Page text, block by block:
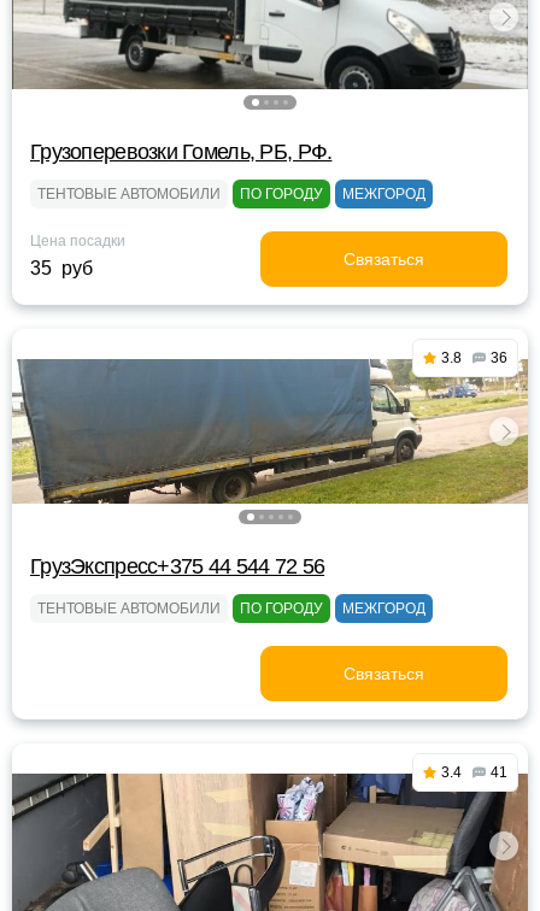
Грузоперевозки Гомель, РБ, РФ.
ТЕНТОВЫЕ АВТОМОБИЛИ ПО ГОРОДУ МЕЖГОРОД
Цена посадки
35 руб Связаться
3.8 36
ГрузЭкспресс+375 44 544 72 56
ТЕНТОВЫЕ АВТОМОБИЛИ ПО ГОРОДУ МЕЖГОРОД
Связаться
3.4 41